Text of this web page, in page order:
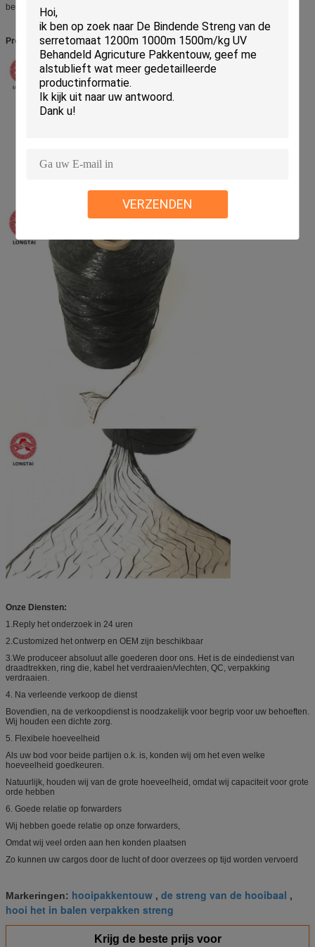
VERZENDEN
bedrijf: zoals
Productbeeld:
Onze Diensten:
1.Reply het onderzoek in 24 uren
2.Customized het ontwerp en OEM zijn beschikbaar
3.We produceer absoluut alle goederen door ons. Het is de eindedienst van
draadtrekken, ring die, kabel het verdraaien/vlechten, QC, verpakking
verdraaien.
4. Na verleende verkoop de dienst
Bovendien, na de verkoopdienst is noodzakelijk voor begrip voor uw behoeften.
Wij houden een dichte zorg.
5. Flexibele hoeveelheid
Als uw bod voor beide partijen o.k. is, konden wij om het even welke
hoeveelheid goedkeuren.
Natuurlijk, houden wij van de grote hoeveelheid, omdat wij capaciteit voor grote
orde hebben
6. Goede relatie op forwarders
Wij hebben goede relatie op onze forwarders,
Omdat wij veel orden aan hen konden plaatsen
Zo kunnen uw cargos door de lucht of door overzees op tijd worden vervoerd
Markeringen: hooipakkentouw , de streng van de hooibaal ,
hooi het in balen verpakken streng
Krijg de beste prijs voor